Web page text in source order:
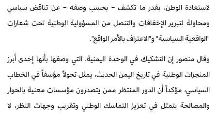
لاستعادة الوطن، بقدر ما تكشف – بحسب وصفه – عن تناقض سياسي
ومحاولة لتبرير الإخفاقات والتنصل من المسؤولية الوطنية تحت شعارات
"الواقعية السياسية" و"الاعتراف بالأمر الواقع".
وقال منصور إن التشكيك في الوحدة اليمنية، التي وصفها بأنها إحدى أبرز
المنجزات الوطنية في تاريخ اليمن الحديث، يمثل تحولاً مؤسفاً في الخطاب
السياسي، مؤكداً أن الدور المنتظر ممن يتصدرون مؤسسات معنية بالحوار
والمصالحة يتمثل في تعزيز التماسك الوطني وتقريب وجهات النظر، لا